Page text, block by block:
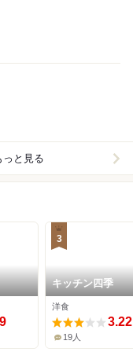
と見る
3
キッチン四季
洋食
3.22
19人